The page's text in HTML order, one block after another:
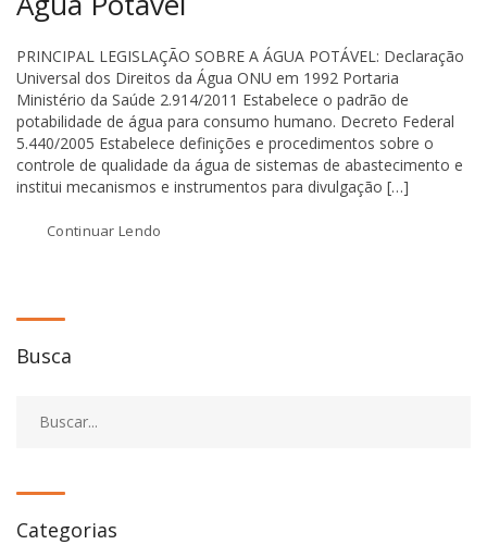
PRINCIPAL LEGISLAÇÃO SOBRE A ÁGUA POTÁVEL: Declaração
Universal dos Direitos da Água ONU em 1992 Portaria
Ministério da Saúde 2.914/2011 Estabelece o padrão de
potabilidade de água para consumo humano. Decreto Federal
5.440/2005 Estabelece definições e procedimentos sobre o
controle de qualidade da água de sistemas de abastecimento e
institui mecanismos e instrumentos para divulgação […]
Continuar Lendo
Busca
Categorias